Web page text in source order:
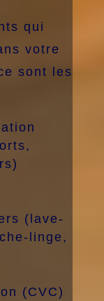
qui
votre
sont les
(lave-
linge,
(CVC)